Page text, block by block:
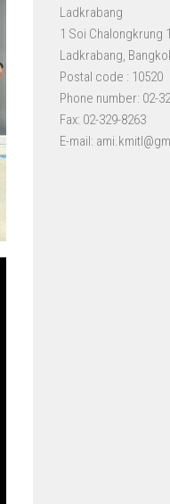
Ladkrabang
1 Soi Chalongkrung 1
Ladkrabang,
Postal code : 10520
Phone number: 02-
Fax: 02-329-8263
E-mail: